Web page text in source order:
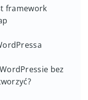
framework
bez